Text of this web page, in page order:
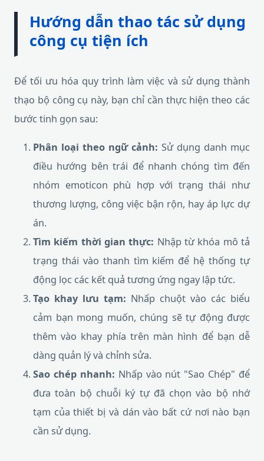
Hướng dẫn thao tác sử dụng
công cụ tiện ích
Để tối ưu hóa quy trình làm việc và sử dụng thành
thạo bộ công cụ này, bạn chỉ cần thực hiện theo các
bước tinh gọn sau:
Phân loại theo ngữ cảnh: Sử dụng danh mục
điều hướng bên trái để nhanh chóng tìm đến
nhóm emoticon phù hợp với trạng thái như
thương lượng, công việc bận rộn, hay áp lực dự
án.
Tìm kiếm thời gian thực: Nhập từ khóa mô tả
trạng thái vào thanh tìm kiếm để hệ thống tự
động lọc các kết quả tương ứng ngay lập tức.
Tạo khay lưu tạm: Nhấp chuột vào các biểu
cảm bạn mong muốn, chúng sẽ tự động được
thêm vào khay phía trên màn hình để bạn dễ
dàng quản lý và chỉnh sửa.
Sao chép nhanh: Nhấp vào nút "Sao Chép" để
đưa toàn bộ chuỗi ký tự đã chọn vào bộ nhớ
tạm của thiết bị và dán vào bất cứ nơi nào bạn
cần sử dụng.